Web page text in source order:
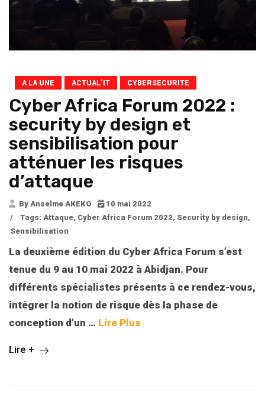
A LA UNE ACTUAL’IT CYBERSECURITE
Cyber Africa Forum 2022 :
security by design et
sensibilisation pour
atténuer les risques
d’attaque
By Anselme AKEKO
10 mai 2022
/
Tags: Attaque, Cyber Africa Forum 2022, Security by design,
Sensibilisation
La deuxième édition du Cyber Africa Forum s’est
tenue du 9 au 10 mai 2022 à Abidjan. Pour
différents spécialistes présents à ce rendez-vous,
intégrer la notion de risque dès la phase de
conception d’un … Lire Plus
Lire +